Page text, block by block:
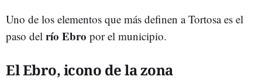
Uno de los elementos que más definen a Tortosa es el
paso del río Ebro por el municipio.
El Ebro, icono de la zona